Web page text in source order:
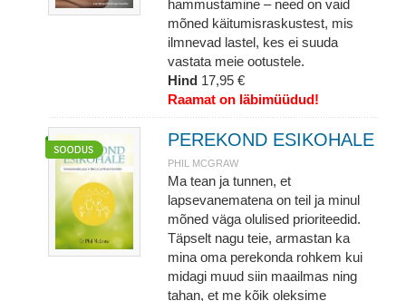
hammustamine – need on vaid
mõned käitumisraskustest, mis
ilmnevad lastel, kes ei suuda
vastata meie ootustele.
Hind 17,95 €
Raamat on läbimüüdud!
PEREKOND ESIKOHALE
PHIL MCGRAW
Ma tean ja tunnen, et
lapsevanematena on teil ja minul
mõned väga olulised prioriteedid.
Täpselt nagu teie, armastan ka
mina oma perekonda rohkem kui
midagi muud siin maailmas ning
tahan, et me kõik oleksime